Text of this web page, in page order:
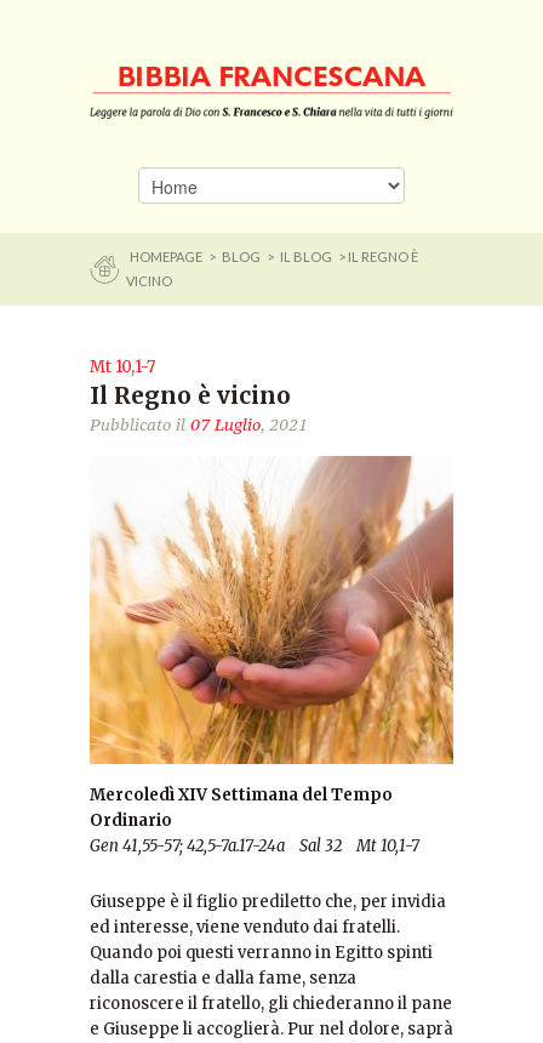
HOMEPAGE > BLOG > IL BLOG
> IL REGNO È
VICINO
Mt 10,1-7
Il Regno è vicino
Pubblicato il 07 Luglio, 2021
Mercoledì XIV Settimana del Tempo
Ordinario
Gen 41,55-57; 42,5-7a.17-24a Sal 32 Mt 10,1-7
Giuseppe è il figlio prediletto che, per invidia
ed interesse, viene venduto dai fratelli.
Quando poi questi verranno in Egitto spinti
dalla carestia e dalla fame, senza
riconoscere il fratello, gli chiederanno il pane
e Giuseppe li accoglierà. Pur nel dolore, saprà